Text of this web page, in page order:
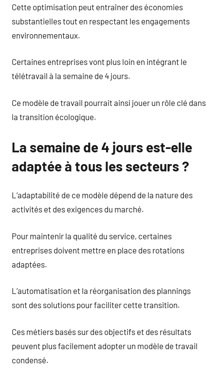
Cette optimisation peut entraîner des économies
substantielles tout en respectant les engagements
environnementaux.
Certaines entreprises vont plus loin en intégrant le
télétravail à la semaine de 4 jours.
Ce modèle de travail pourrait ainsi jouer un rôle clé dans
la transition écologique.
La semaine de 4 jours est-elle
adaptée à tous les secteurs ?
L’adaptabilité de ce modèle dépend de la nature des
activités et des exigences du marché.
Pour maintenir la qualité du service, certaines
entreprises doivent mettre en place des rotations
adaptées.
L’automatisation et la réorganisation des plannings
sont des solutions pour faciliter cette transition.
Ces métiers basés sur des objectifs et des résultats
peuvent plus facilement adopter un modèle de travail
condensé.